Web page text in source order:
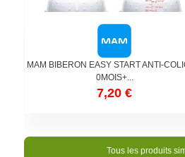
MAM BIBERON EASY START ANTI-
0MOIS+...
7,20 €
Tous les produits